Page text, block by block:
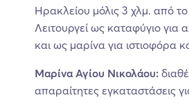
Ηρακλείου μόλις 3 χλμ. από
Λειτουργεί ως καταφύγιο για
και ως μαρίνα για ιστιοφόρα
Μαρίνα Αγίου Νικολάου:
απαραίτητες εγκαταστάσεις